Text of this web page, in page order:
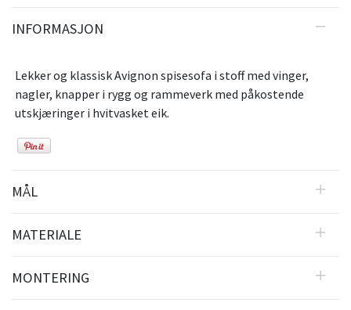
INFORMASJON
Lekker og klassisk Avignon spisesofa i stoff med vinger,
nagler, knapper i rygg og rammeverk med påkostende
utskjæringer i hvitvasket eik.
MÅL
MATERIALE
MONTERING